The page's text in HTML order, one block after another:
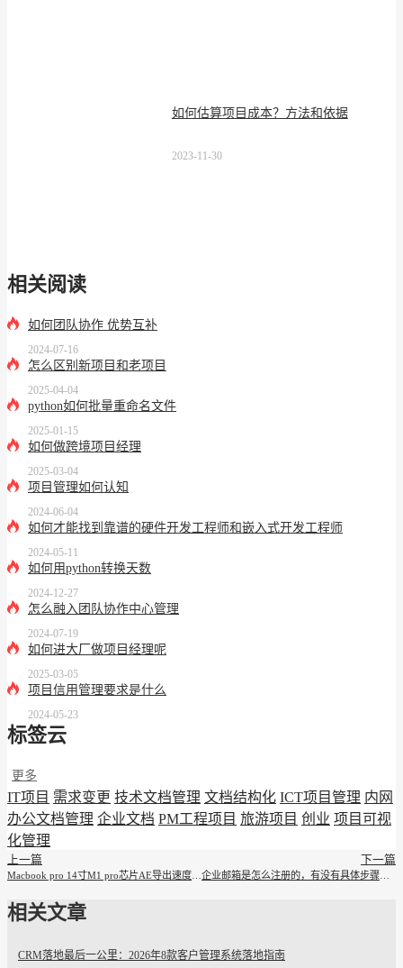
如何估算项目成本？方法和依据
2023-11-30
相关阅读
如何团队协作 优势互补
2024-07-16
怎么区别新项目和老项目
2025-04-04
python如何批量重命名文件
2025-01-15
如何做跨境项目经理
2025-03-04
项目管理如何认知
2024-06-04
如何才能找到靠谱的硬件开发工程师和嵌入式开发工程师
2024-05-11
如何用python转换天数
2024-12-27
怎么融入团队协作中心管理
2024-07-19
如何进大厂做项目经理呢
2025-03-05
项目信用管理要求是什么
2024-05-23
标签云
更多
IT项目 需求变更 技术文档管理 文档结构化 ICT项目管理 内网
办公文档管理 企业文档 PM工程项目 旅游项目 创业 项目可视
化管理
上一篇 下一篇
相关文章
CRM落地最后一公里：2026年8款客户管理系统落地指南